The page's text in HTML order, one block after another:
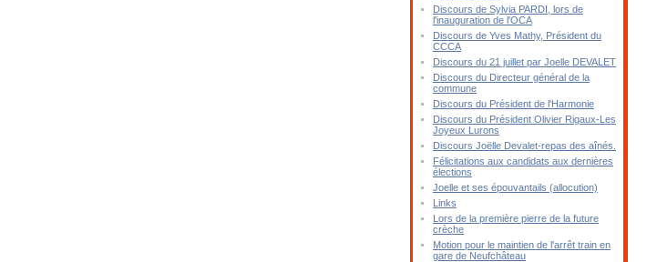
Discours de Sylvia PARDI, lors de
l'inauguration de l'OCA
Discours de Yves Mathy, Président du
CCCA
Discours du 21 juillet par Joelle DEVALET
Discours du Directeur général de la
commune
Discours du Président de l'Harmonie
Discours du Président Olivier Rigaux-Les
Joyeux Lurons
Discours Joëlle Devalet-repas des aînés.
Félicitations aux candidats aux dernières
élections
Joelle et ses épouvantails (allocution)
Links
Lors de la première pierre de la future
crèche
Motion pour le maintien de l'arrêt train en
gare de Neufchâteau